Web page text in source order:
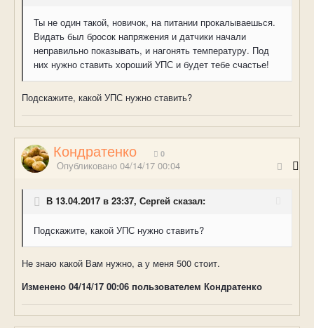
Ты не один такой, новичок, на питании прокалываешься.
Видать был бросок напряжения и датчики начали
неправильно показывать, и нагонять температуру. Под
них нужно ставить хороший УПС и будет тебе счастье!
Подскажите, какой УПС нужно ставить?
Кондратенко 0
Опубликовано 04/14/17 00:04
В 13.04.2017 в 23:37, Сергей сказал:
Подскажите, какой УПС нужно ставить?
Не знаю какой Вам нужно, а у меня 500 стоит.
Изменено 04/14/17 00:06 пользователем Кондратенко